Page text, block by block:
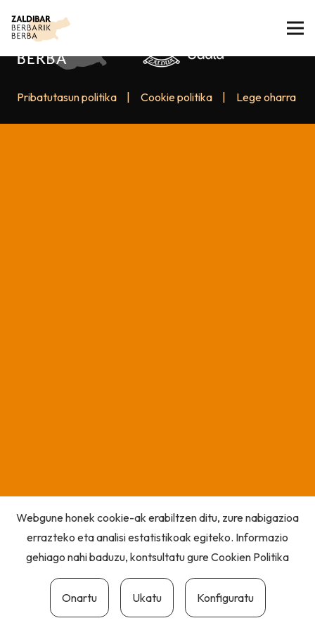
Pribatutasun politika Cookie politika Lege oharra
Webgune honek cookie-ak erabiltzen ditu, zure nabigazioa
errazteko eta analisi estatistikoak egiteko. Informazio
gehiago nahi baduzu, kontsultatu gureCookien Politika
Onartu Ukatu Konfiguratu